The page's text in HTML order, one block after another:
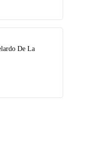
De La